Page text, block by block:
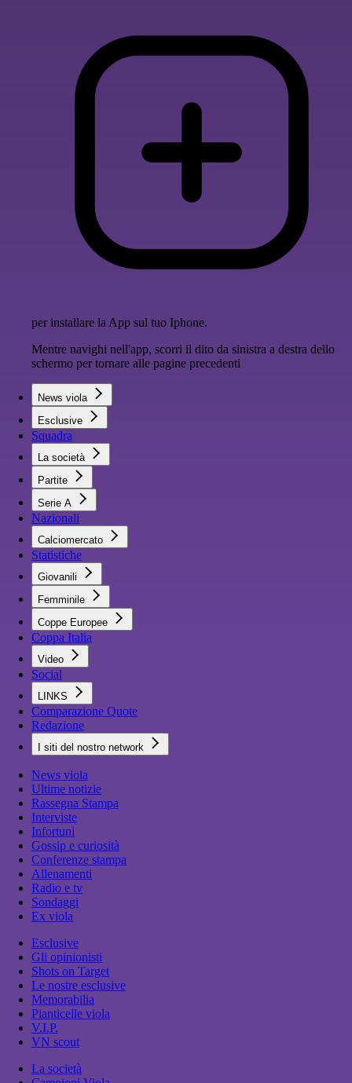
per installare la App sul tuo Iphone.
Mentre navighi nell'app, scorri il dito da sinistra a destra dello
schermo per tornare alle pagine precedenti
News viola
Esclusive
Squadra
La società
Partite
Serie A
Nazionali
Calciomercato
Statistiche
Giovanili
Femminile
Coppe Europee
Coppa Italia
Video
Social
LINKS
Comparazione Quote
Redazione
I siti del nostro network
News viola
Ultime notizie
Rassegna Stampa
Interviste
Infortuni
Gossip e curiosità
Conferenze stampa
Allenamenti
Radio e tv
Sondaggi
Ex viola
Esclusive
Gli opinionisti
Shots on Target
Le nostre esclusive
Memorabilia
Pianticelle viola
V.I.P.
VN scout
La società